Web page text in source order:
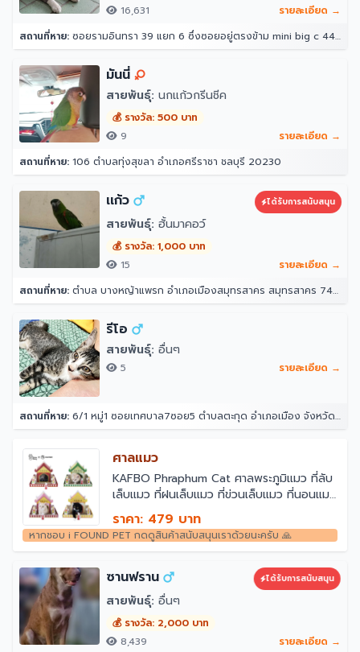
16,631
รายละเอียด →
สถานที่หาย: ซอยรามอินทรา 39 แยก 6 ซึ่งซอยอยู่ตรงข้าม mini big c 44/10 ซอย รามอินทรา 39 แยก 6 แขวงอนุสาวรีย์ เขตบางเขน กรุงเทพมหานคร 10220 ประเทศไทย
มันนี่
สายพันธุ์: นกแก้วกรีนชีค
💰 รางวัล: 500 บาท
9
รายละเอียด →
สถานที่หาย: 106 ตำบลทุ่งสุขลา อำเภอศรีราชา ชลบุรี 20230
เเก้ว ได้รับการสนับสนุน
สายพันธุ์: ฮั้นมาคอว์
💰 รางวัล: 1,000 บาท
15
รายละเอียด →
สถานที่หาย: ตำบล บางหญ้าแพรก อำเภอเมืองสมุทรสาคร สมุทรสาคร 74000
รีโอ
สายพันธุ์: อื่นๆ
5 รายละเอียด →
สถานที่หาย: 6/1 หมู่1 ซอยเทศบาล7ซอย5 ตำบลตะกุด อำเภอเมือง จังหวัดสระบุรี
ศาลแมว
￼KAFBO Phraphum Cat ศาลพระภูมิแมว ที่ลับ
เล็บแมว ที่ฝนเล็บแมว ที่ข่วนเล็บแมว ที่นอนแมว
บ้านแมว ของเล่นแมว กระดาษลูกฟูก
ราคา: 479 บาท
หากชอบ i FOUND PET กดดูสินค้าสนับสนุนเราด้วยนะครับ 🙏
ซานฟราน ได้รับการสนับสนุน
สายพันธุ์: อื่นๆ
💰 รางวัล: 2,000 บาท
8,439
รายละเอียด →